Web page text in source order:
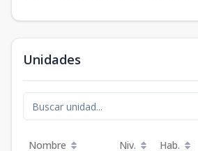
Unidades
Nombre Niv. Hab.